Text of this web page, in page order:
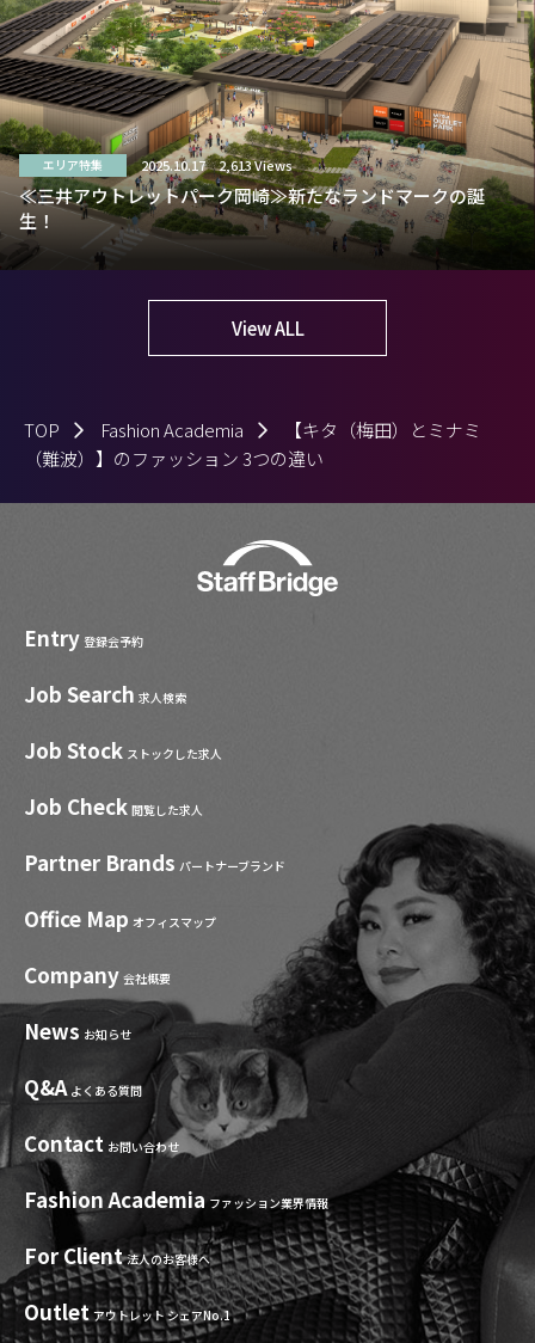
エリア特集 2025.10.17 2,613 Views
≪三井アウトレットパーク岡崎≫新たなランドマークの誕
生！
View ALL
TOP Fashion Academia
【キタ（梅田）とミナミ
（難波）】のファッション 3つの違い
Entry 登録会予約
Job Search 求人検索
Job Stock ストックした求人
Job Check 閲覧した求人
Partner Brands パートナーブランド
Office Map オフィスマップ
Company 会社概要
News お知らせ
Q&A よくある質問
Contact お問い合わせ
Fashion Academia ファッション業界情報
For Client 法人のお客様へ
Outlet アウトレット シェアNo.1